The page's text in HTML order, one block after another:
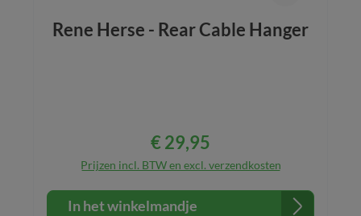
Rene Herse - Rear Cable Hanger
Normale prijs:
€ 29,95
Prijzen incl. BTW en excl. verzendkosten
In het winkelmandje